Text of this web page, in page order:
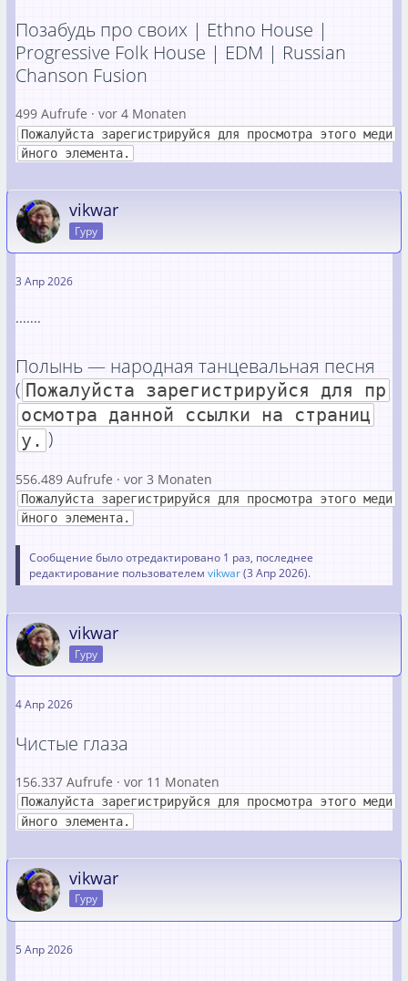
Позабудь про своих | Ethno House |
Progressive Folk House | EDM | Russian
Chanson Fusion
499 Aufrufe · vor 4 Monaten
Пожалуйста зарегистрируйся для просмотра этого меди
йного элемента.
vikwar
Гуру
3 Апр 2026
.......
Полынь — народная танцевальная песня
( Пожалуйста зарегистрируйся для пр
осмотра данной ссылки на страниц
у. )
556.489 Aufrufe · vor 3 Monaten
Пожалуйста зарегистрируйся для просмотра этого меди
йного элемента.
Сообщение было отредактировано 1 раз, последнее
редактирование пользователем vikwar(3 Апр 2026).
vikwar
Гуру
4 Апр 2026
Чистые глаза
156.337 Aufrufe · vor 11 Monaten
Пожалуйста зарегистрируйся для просмотра этого меди
йного элемента.
vikwar
Гуру
5 Апр 2026